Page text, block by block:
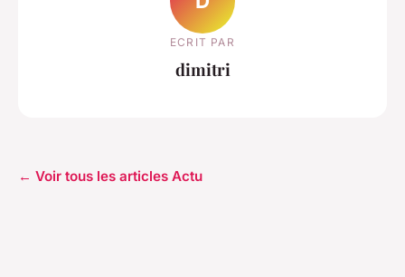
ECRIT PAR
dimitri
← Voir tous les articles Actu